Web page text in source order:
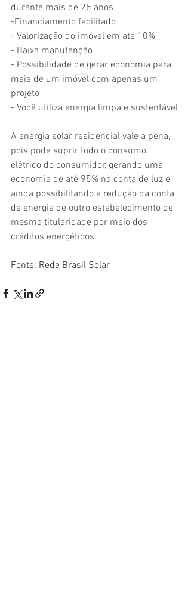
durante mais de 25 anos
-Financiamento facilitado
- Valorização do imóvel em até 10%
- Baixa manutenção
- Possibilidade de gerar economia para
mais de um imóvel com apenas um
projeto
- Você utiliza energia limpa e sustentável
A energia solar residencial vale a pena,
pois pode suprir todo o consumo
elétrico do consumidor, gerando uma
economia de até 95% na conta de luz e
ainda possibilitando a redução da conta
de energia de outro estabelecimento de
mesma titularidade por meio dos
créditos energéticos.
Fonte: Rede Brasil Solar